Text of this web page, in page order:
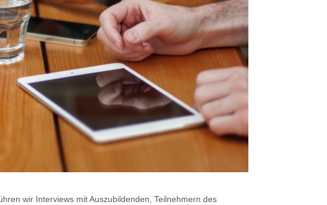
wir Interviews mit Auszubildenden, Teilnehmern des